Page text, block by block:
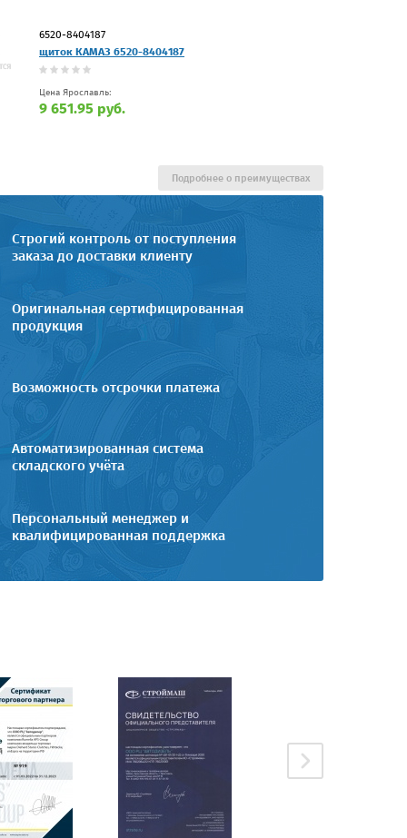
6520-8404187
щиток КАМАЗ 6520-8404187
Цена Ярославль:
9 651.95 руб.
Строгий контроль от поступления
заказа до доставки клиенту
Оригинальная сертифицированная
продукция
Возможность отсрочки платежа
Автоматизированная система
складского учёта
Персональный менеджер и
квалифицированная поддержка
Подробнее о преимуществах